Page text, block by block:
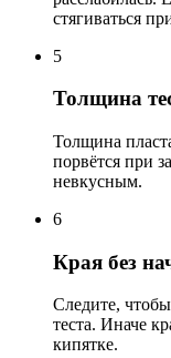
стягиваться
5
Толщина
Толщина
порвётся при
невкусным.
6
Края без
Следите,
теста. Иначе
кипятке.